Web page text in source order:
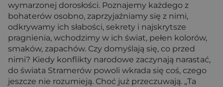
wymarzonej dorosłości. Poznajemy każdego z
bohaterów osobno, zaprzyjaźniamy się z nimi,
odkrywamy ich słabości, sekrety i najskrytsze
pragnienia, wchodzimy w ich świat, pełen kolorów,
smaków, zapachów. Czy domyślają się, co przed
nimi? Kiedy konflikty narodowe zaczynają narastać,
do świata Stramerów powoli wkrada się coś, czego
jeszcze nie rozumieją. Choć już przeczuwają. „Ta